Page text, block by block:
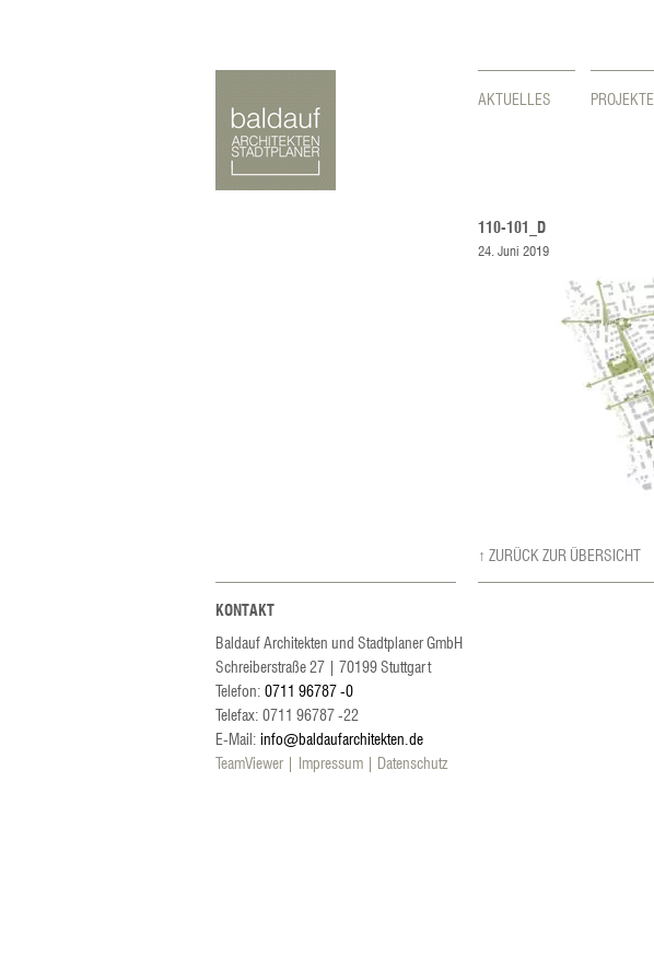
AKTUELLES PROJEKTE
110-101_D
24. Juni 2019
↑ ZURÜCK ZUR ÜBERSICHT
KONTAKT
Baldauf Architekten und Stadtplaner GmbH
Schreiberstraße 27 | 70199Stuttgart
Telefon: 0711 96787 -0
Telefax: 0711 96787 -22
E-Mail: info@baldaufarchitekten.de
TeamViewer
Impressum Datenschutz